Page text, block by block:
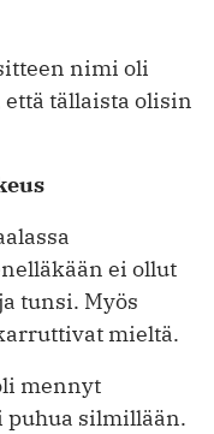
nimi oli
tällaista olisin
ei ollut
tunsi. Myös
mieltä.
mennyt
puhua silmillään.